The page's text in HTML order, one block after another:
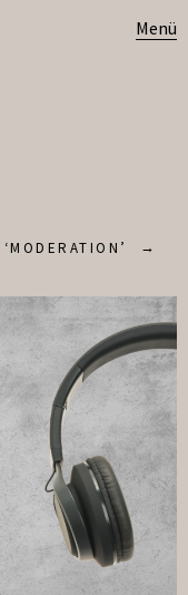
Menü
MODERATION ’